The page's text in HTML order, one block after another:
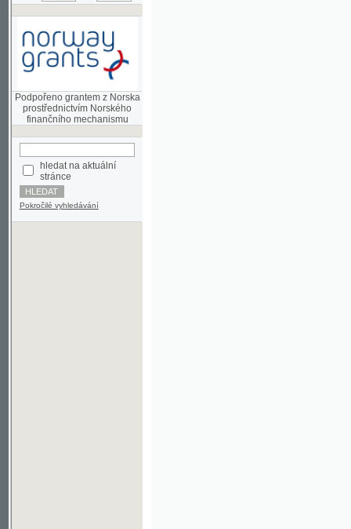
Podpořeno grantem z Norska
prostřednictvím Norského
hledat na aktuální
stránce
Pokročilé vyhledávání